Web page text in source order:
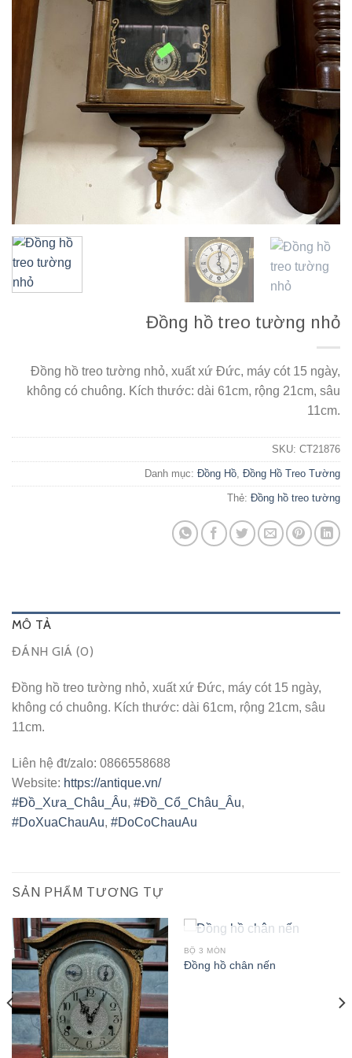
Đồng hồ treo tường nhỏ
Đồng hồ treo tường nhỏ, xuất xứ Đức, máy cót 15 ngày,
không có chuông. Kích thước: dài 61cm, rộng 21cm, sâu
11cm.
SKU: CT21876
Danh mục: Đồng Hồ, Đồng Hồ Treo Tường
Thẻ: Đồng hồ treo tường
MÔ TẢ
ĐÁNH GIÁ (0)
Đồng hồ treo tường nhỏ, xuất xứ Đức, máy cót 15 ngày,
không có chuông. Kích thước: dài 61cm, rộng 21cm, sâu
11cm.
Liên hệ đt/zalo: 0866558688
Website: https://antique.vn/
#Đồ_Xưa_Châu_Âu, #Đồ_Cổ_Châu_Âu,
#DoXuaChauAu, #DoCoChauAu
SẢN PHẨM TƯƠNG TỰ
BỘ 3 MÓN
Đồng hồ chân nến